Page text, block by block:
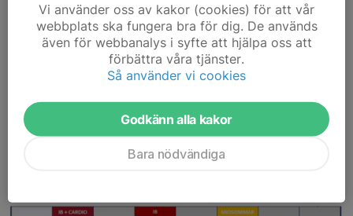
Försäsong period 1
5 maj, 14:03 0 kommentarer
Vi använder oss av kakor (cookies) för att vår
webbplats ska fungera bra för dig. De används
även för webbanalys i syfte att hjälpa oss att
förbättra våra tjänster.
Så använder vi cookies
Godkänn alla kakor
Bara nödvändiga